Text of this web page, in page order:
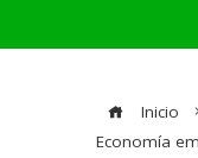
Inicio
Economía